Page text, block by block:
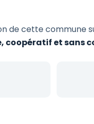
de cette commune
coopératif et sans